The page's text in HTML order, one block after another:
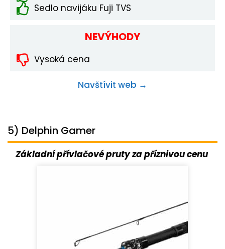
Sedlo navijáku Fuji TVS
NEVÝHODY
Vysoká cena
Navštívit web →
5) Delphin Gamer
Základní přívlačové pruty za příznivou cenu